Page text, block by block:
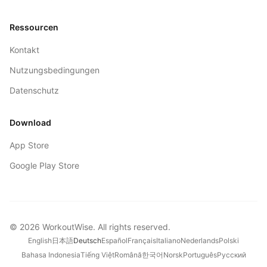
Ressourcen
Kontakt
Nutzungsbedingungen
Datenschutz
Download
App Store
Google Play Store
© 2026 WorkoutWise. All rights reserved.
English 日本語DeutschEspañolFrançaisItalianoNederlandsPolski
Bahasa IndonesiaTiếng ViệtRomână한국어 NorskPortuguêsРусский